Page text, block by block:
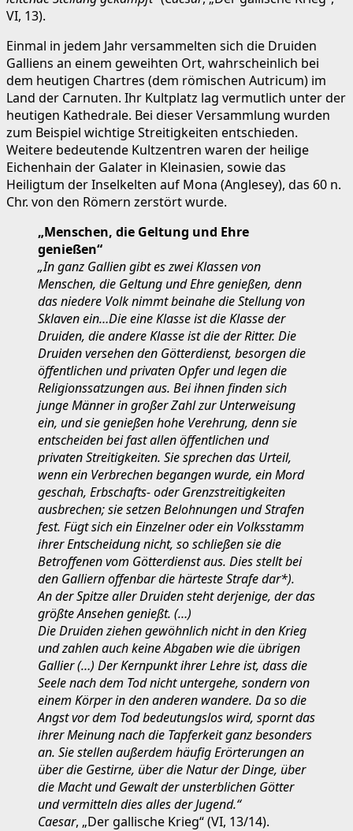
VI, 13).
Einmal in jedem Jahr versammelten sich die Druiden
Galliens an einem geweihten Ort, wahrscheinlich bei
dem heutigen Chartres (dem römischen Autricum) im
Land der Carnuten. Ihr Kultplatz lag vermutlich unter der
heutigen Kathedrale. Bei dieser Versammlung wurden
zum Beispiel wichtige Streitigkeiten entschieden.
Weitere bedeutende Kultzentren waren der heilige
Eichenhain der Galater in Kleinasien, sowie das
Heiligtum der Inselkelten auf Mona (Anglesey), das 60 n.
Chr. von den Römern zerstört wurde.
„Menschen, die Geltung und Ehre
genießen“
„In ganz Gallien gibt es zwei Klassen von
Menschen, die Geltung und Ehre genießen, denn
das niedere Volk nimmt beinahe die Stellung von
Sklaven ein…Die eine Klasse ist die Klasse der
Druiden, die andere Klasse ist die der Ritter. Die
Druiden versehen den Götterdienst, besorgen die
öffentlichen und privaten Opfer und legen die
Religionssatzungen aus. Bei ihnen finden sich
junge Männer in großer Zahl zur Unterweisung
ein, und sie genießen hohe Verehrung, denn sie
entscheiden bei fast allen öffentlichen und
privaten Streitigkeiten. Sie sprechen das Urteil,
wenn ein Verbrechen begangen wurde, ein Mord
geschah, Erbschafts- oder Grenzstreitigkeiten
ausbrechen; sie setzen Belohnungen und Strafen
fest. Fügt sich ein Einzelner oder ein Volksstamm
ihrer Entscheidung nicht, so schließen sie die
Betroffenen vom Götterdienst aus. Dies stellt bei
den Galliern offenbar die härteste Strafe dar*).
An der Spitze aller Druiden steht derjenige, der das
größte Ansehen genießt. (…)
Die Druiden ziehen gewöhnlich nicht in den Krieg
und zahlen auch keine Abgaben wie die übrigen
Gallier (…) Der Kernpunkt ihrer Lehre ist, dass die
Seele nach dem Tod nicht untergehe, sondern von
einem Körper in den anderen wandere. Da so die
Angst vor dem Tod bedeutungslos wird, spornt das
ihrer Meinung nach die Tapferkeit ganz besonders
an. Sie stellen außerdem häufig Erörterungen an
über die Gestirne, über die Natur der Dinge, über
die Macht und Gewalt der unsterblichen Götter
und vermitteln dies alles der Jugend.“
Caesar, „Der gallische Krieg“ (VI, 13/14).